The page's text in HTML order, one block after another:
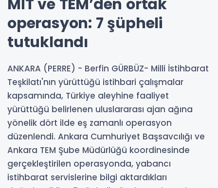
MİT ve TEM’den ortak
operasyon: 7 şüpheli
tutuklandı
ANKARA (PERRE) - Berfin GÜRBÜZ- Milli İstihbarat
Teşkilatı'nın yürüttüğü istihbari çalışmalar
kapsamında, Türkiye aleyhine faaliyet
yürüttüğü belirlenen uluslararası ajan ağına
yönelik dört ilde eş zamanlı operasyon
düzenlendi. Ankara Cumhuriyet Başsavcılığı ve
Ankara TEM Şube Müdürlüğü koordinesinde
gerçekleştirilen operasyonda, yabancı
istihbarat servislerine bilgi aktardıkları